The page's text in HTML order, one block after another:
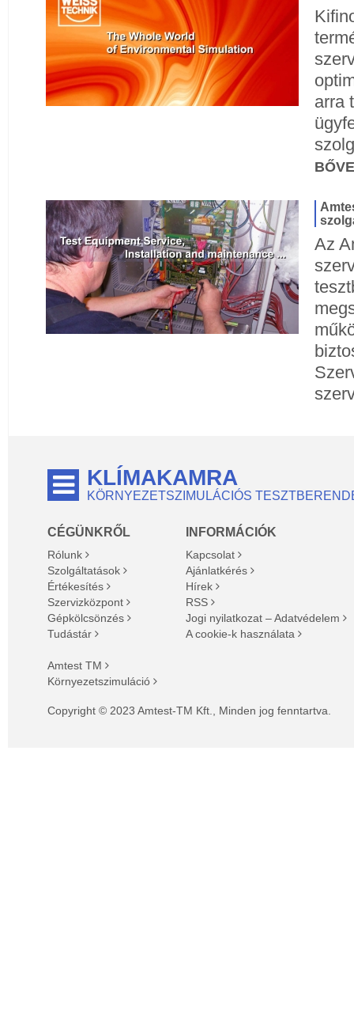
arra
Az
KLÍMAKAMRA
KÖRNYEZETSZIMULÁCIÓS
CÉGÜNKRŐL
Rólunk
Szolgáltatások
Értékesítés
Szervizközpont
Gépkölcsönzés
Tudástár
Amtest TM
Környezetszimuláció
INFORMÁCIÓK
Kapcsolat
Ajánlatkérés
Hírek
RSS
Jogi nyilatkozat – Adatvédelem
A cookie-k használata
Copyright © 2023 Amtest-TM Kft., Minden jog fenntartva.